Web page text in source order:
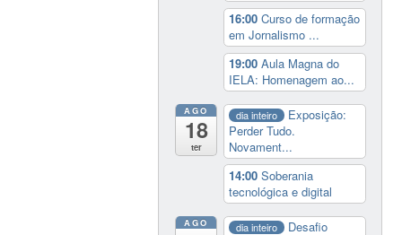
16:00Curso de formação
em Jornalismo ...
19:00Aula Magna do
IELA: Homenagem ao...
AGO
18
ter
dia inteiro
Exposição:
Perder Tudo.
Novament...
14:00Soberania
tecnológica e digital
AGO dia inteiro
Desafio